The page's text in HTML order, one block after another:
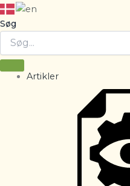
Søg
Artikler